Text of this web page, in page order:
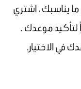
يناسبك ، اشتري
موعدك .
في الاختيار.